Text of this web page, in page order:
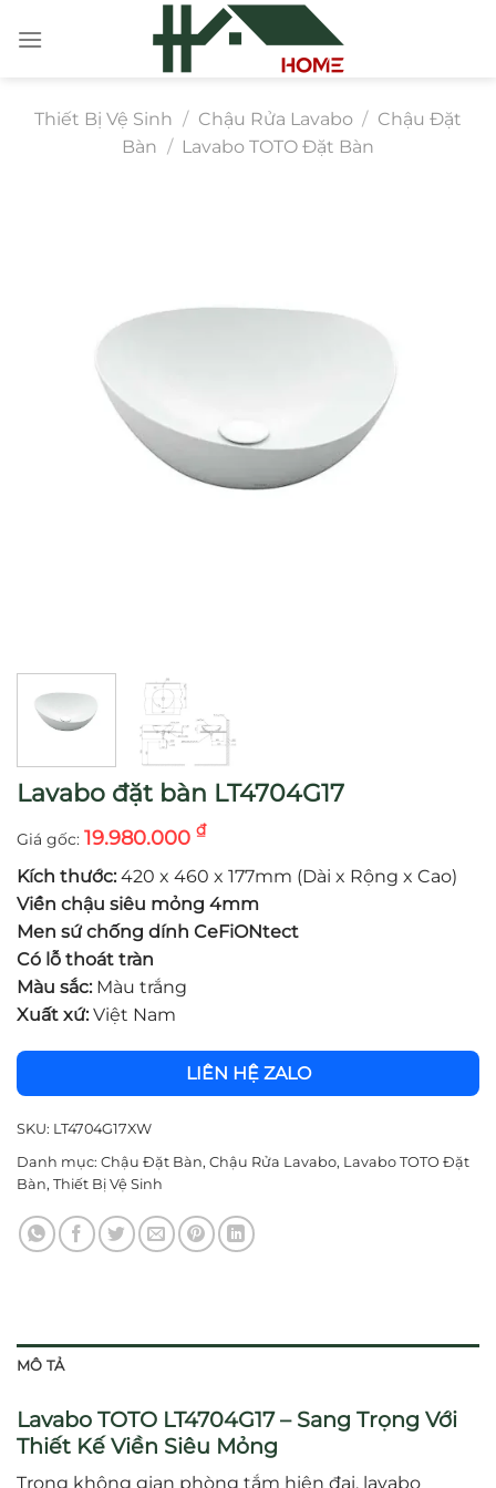
đến
Thiết Bị Vệ Sinh / Chậu Rửa Lavabo / Chậu Đặt
Bàn / Lavabo TOTO Đặt Bàn
Lavabo đặt bàn LT4704G17
19.980.000 ₫
Kích thước: 420 x 460 x 177mm (Dài x Rộng x Cao)
Viền chậu siêu mỏng 4mm
Men sứ chống dính CeFiONtect
Có lỗ thoát tràn
Màu sắc: Màu trắng
Xuất xứ: Việt Nam
LIÊN HỆ ZALO
SKU: LT4704G17XW
Danh mục: Chậu Đặt Bàn, Chậu Rửa Lavabo, Lavabo TOTO Đặt
Bàn, Thiết Bị Vệ Sinh
MÔ TẢ
Lavabo TOTO LT4704G17 – Sang Trọng Với
Thiết Kế Viền Siêu Mỏng
Trong không gian phòng tắm hiện đại, lavabo